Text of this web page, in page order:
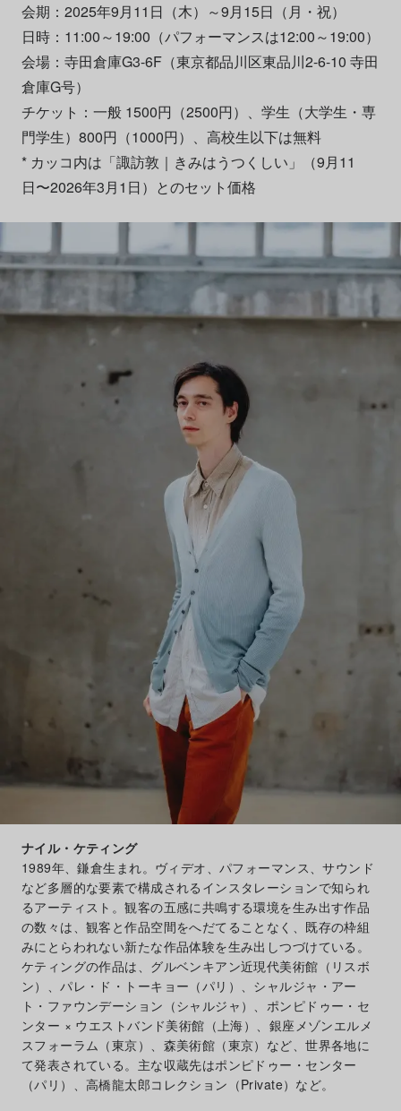
会期：2025年9月11日（木）～9月15日（月・祝）
日時：11:00～19:00（パフォーマンスは12:00～19:00）
会場：寺田倉庫G3-6F（東京都品川区東品川2-6-10 寺田
倉庫G号）
チケット：一般 1500円（2500円）、学生（大学生・専
門学生）800円（1000円）、高校生以下は無料
* カッコ内は「諏訪敦｜きみはうつくしい」（9月11
日〜2026年3月1日）とのセット価格
ナイル・ケティング
1989年、鎌倉生まれ。ヴィデオ、パフォーマンス、サウンド
など多層的な要素で構成されるインスタレーションで知られ
るアーティスト。観客の五感に共鳴する環境を生み出す作品
の数々は、観客と作品空間をへだてることなく、既存の枠組
みにとらわれない新たな作品体験を生み出しつづけている。
ケティングの作品は、グルベンキアン近現代美術館（リスボ
ン）、パレ・ド・トーキョー（パリ）、シャルジャ・アー
ト・ファウンデーション（シャルジャ）、ポンピドゥー・セ
ンター × ウエストバンド美術館（上海）、銀座メゾンエルメ
スフォーラム（東京）、森美術館（東京）など、世界各地に
て発表されている。主な収蔵先はポンピドゥー・センター
（パリ）、高橋龍太郎コレクション（Private）など。